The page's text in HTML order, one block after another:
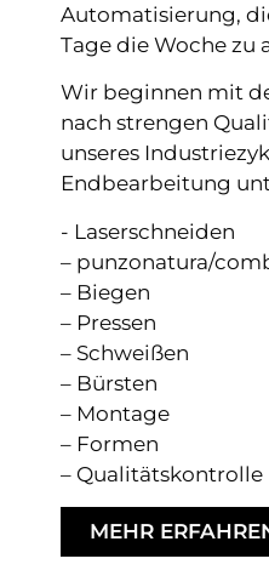
Automatisierung,
Tage die Woche zu
Wir beginnen mit
nach strengen
unseres
Endbearbeitung
- Laserschneiden
– punzonatura/
– Biegen
– Pressen
– Schweißen
– Bürsten
– Montage
– Formen
– Qualitätskontrolle
MEHR